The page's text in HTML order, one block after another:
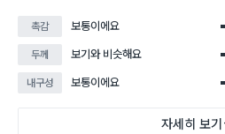
촉감 보통이에요
두께 보기와 비슷해요
내구성 보통이에요
자세히 보기